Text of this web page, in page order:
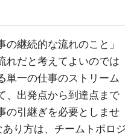
継続的な流れのこと」
れだと考えてよいのでは
単一の仕事のストリーム
、出発点から到達点まで
の引継ぎを必要としませ
り方は、チームトポロ